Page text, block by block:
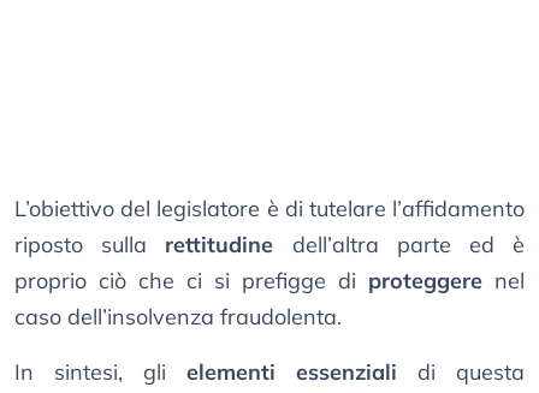
L’obiettivo del legislatore è di tutelare l’affidamento
riposto sulla rettitudine dell’altra parte ed è
proprio ciò che ci si prefigge di proteggere nel
caso dell’insolvenza fraudolenta.
In sintesi, gli elementi essenziali di questa